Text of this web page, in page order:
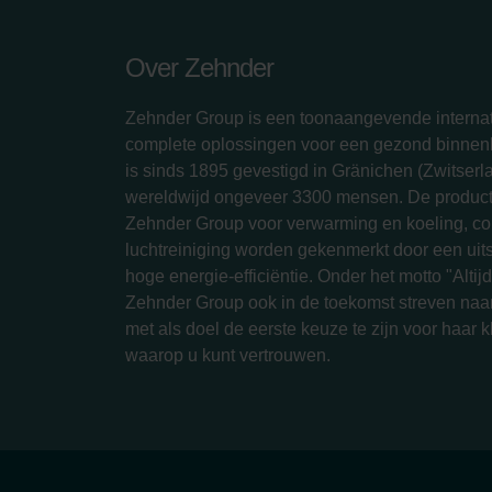
Over Zehnder
Zehnder Group is een toonaangevende
complete oplossingen voor een gezond
is sinds 1895 gevestigd in Gränichen
wereldwijd ongeveer 3300 mensen. De
Zehnder Group voor verwarming en koeling,
luchtreiniging worden gekenmerkt door een
hoge energie-efficiëntie. Onder het motto
Zehnder Group ook in de toekomst streven
met als doel de eerste keuze te zijn voor haar
waarop u kunt vertrouwen.